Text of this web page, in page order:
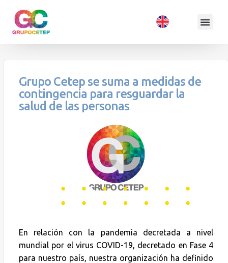
Grupo Cetep se suma a medidas de
contingencia para resguardar la
salud de las personas
En relación con la pandemia decretada a nivel
mundial por el virus COVID-19, decretado en Fase 4
para nuestro país, nuestra organización ha definido